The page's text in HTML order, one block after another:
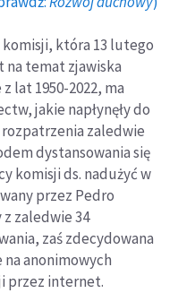
która 13 lutego
na temat zjawiska
lat 1950-2022, ma
jakie napłynęły do
rozpatrzenia zaledwie
dystansowania się
komisji ds. nadużyć w
przez Pedro
zaledwie 34
zaś zdecydowana
na anonimowych
przez internet.